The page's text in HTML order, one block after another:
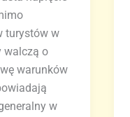
turystów w
walczą o
warunków
w